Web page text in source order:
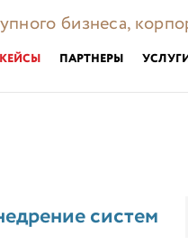
бизнеса,
КЕЙСЫ ПАРТНЕРЫ
систем